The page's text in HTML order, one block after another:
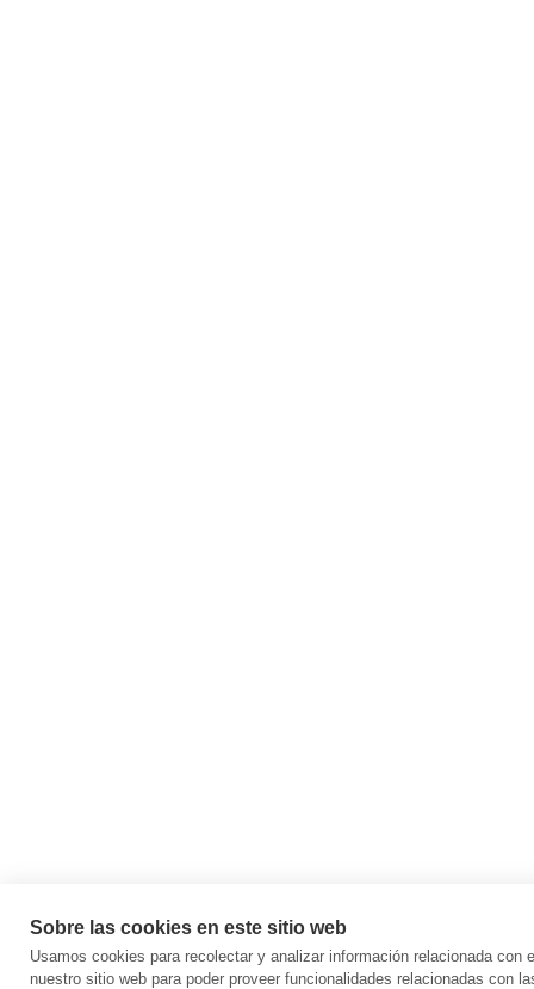
Sobre las cookies en este sitio web
Usamos cookies para recolectar y analizar información relacionada con
nuestro sitio web para poder proveer funcionalidades relacionadas con